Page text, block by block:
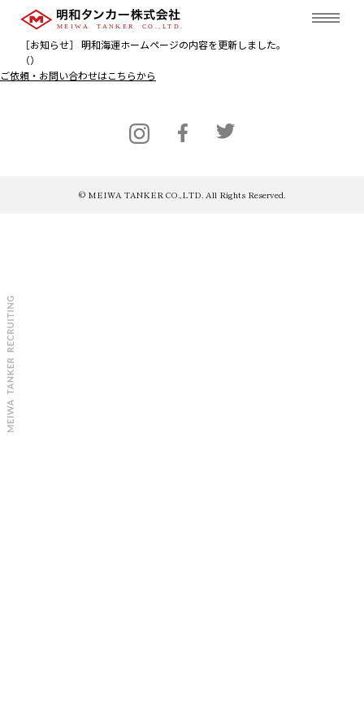
［お知らせ］ 明和海運ホームページの内容を更新しました。
（）
ご依頼・お問い合わせはこちらから
© MEIWA TANKER CO.,LTD. All Rights Reserved.